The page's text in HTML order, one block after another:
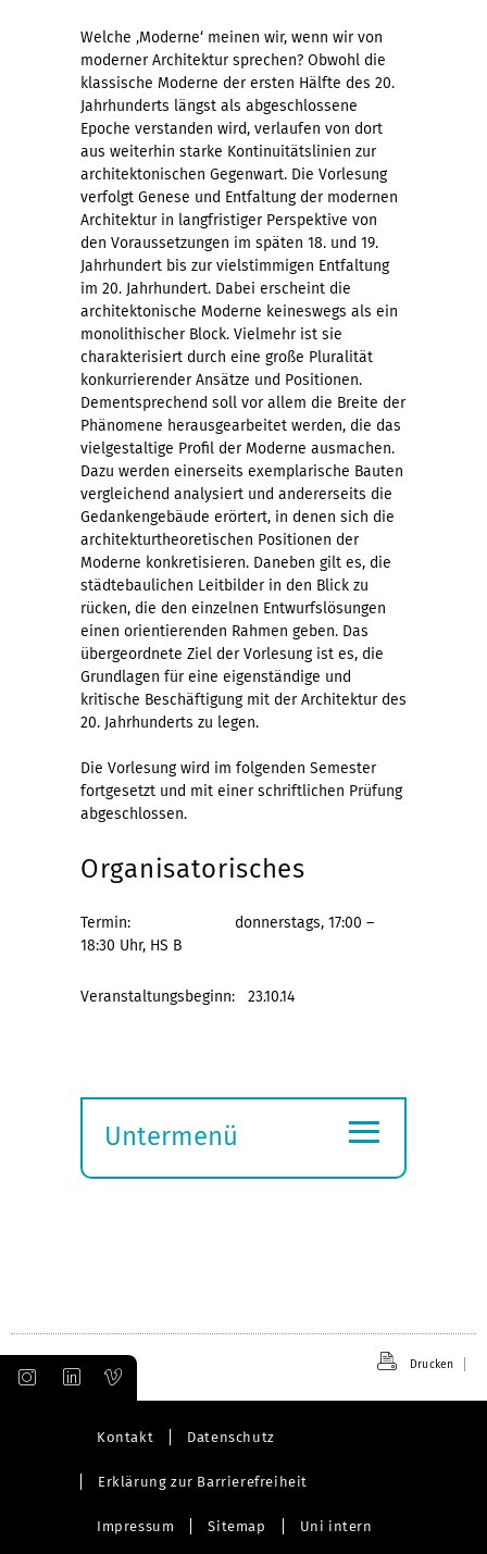
Welche ‚Moderne‘ meinen wir, wenn wir von
moderner Architektur sprechen? Obwohl die
klassische Moderne der ersten Hälfte des 20.
Jahrhunderts längst als abgeschlossene
Epoche verstanden wird, verlaufen von dort
aus weiterhin starke Kontinuitätslinien zur
architektonischen Gegenwart. Die Vorlesung
verfolgt Genese und Entfaltung der modernen
Architektur in langfristiger Perspektive von
den Voraussetzungen im späten 18. und 19.
Jahrhundert bis zur vielstimmigen Entfaltung
im 20. Jahrhundert. Dabei erscheint die
architektonische Moderne keineswegs als ein
monolithischer Block. Vielmehr ist sie
charakterisiert durch eine große Pluralität
konkurrierender Ansätze und Positionen.
Dementsprechend soll vor allem die Breite der
Phänomene herausgearbeitet werden, die das
vielgestaltige Profil der Moderne ausmachen.
Dazu werden einerseits exemplarische Bauten
vergleichend analysiert und andererseits die
Gedankengebäude erörtert, in denen sich die
architekturtheoretischen Positionen der
Moderne konkretisieren. Daneben gilt es, die
städtebaulichen Leitbilder in den Blick zu
rücken, die den einzelnen Entwurfslösungen
einen orientierenden Rahmen geben. Das
übergeordnete Ziel der Vorlesung ist es, die
Grundlagen für eine eigenständige und
kritische Beschäftigung mit der Architektur des
20. Jahrhunderts zu legen.
Die Vorlesung wird im folgenden Semester
fortgesetzt und mit einer schriftlichen Prüfung
abgeschlossen.
Organisatorisches
Termin: donnerstags, 17:00 –
18:30 Uhr, HS B
Veranstaltungsbeginn: 23.10.14
Untermenü
≡
Drucken
Kontakt Datenschutz
Erklärung zur Barrierefreiheit
Impressum Sitemap Uni intern